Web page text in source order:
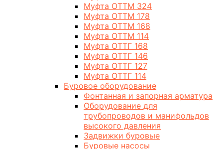
Муфта ОТТМ 324
Муфта ОТТМ 178
Муфта ОТТМ 168
Муфта ОТТМ 114
Муфта ОТТГ 168
Муфта ОТТГ 146
Муфта ОТТГ 127
Муфта ОТТГ 114
Буровое оборудование
Фонтанная и запорная арматура
Оборудование для
трубопроводов и манифольдов
высокого давления
Задвижки буровые
Буровые насосы